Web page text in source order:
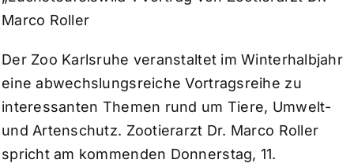
Marco Roller
Der Zoo Karlsruhe veranstaltet im Winterhalbjahr
eine abwechslungsreiche Vortragsreihe zu
interessanten Themen rund um Tiere, Umwelt-
und Artenschutz. Zootierarzt Dr. Marco Roller
spricht am kommenden Donnerstag, 11.